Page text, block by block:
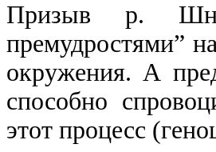
Призыв р.
премудростями”
окружения. А
способно
этот процесс